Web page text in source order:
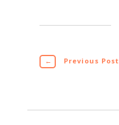
← Previous Post